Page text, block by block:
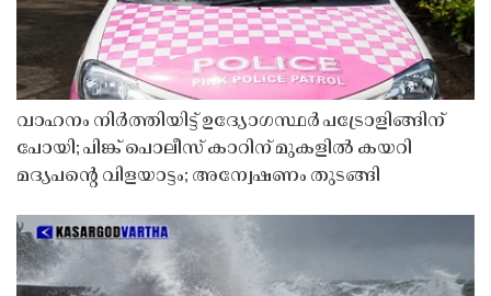
വാഹനം നിർത്തിയിട്ട് ഉദ്യോഗസ്ഥർ പട്രോളിങ്ങിന്
പോയി; പിങ്ക് പൊലീസ് കാറിന് മുകളിൽ കയറി
മദ്യപൻ്റെ വിളയാട്ടം; അന്വേഷണം തുടങ്ങി